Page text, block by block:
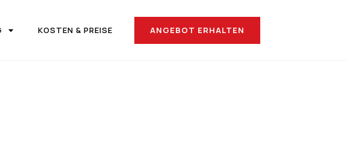
KOSTEN & PREISE ANGEBOT ERHALTEN